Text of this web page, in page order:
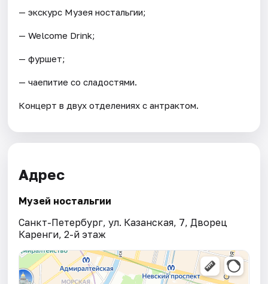
— экскурс Музея ностальгии;
— Welcome Drink;
— фуршет;
— чаепитие со сладостями.
Концерт в двух отделениях с антрактом.
Адрес
Музей ностальгии
Санкт-Петербург, ул. Казанская, 7, Дворец
Каренги, 2-й этаж